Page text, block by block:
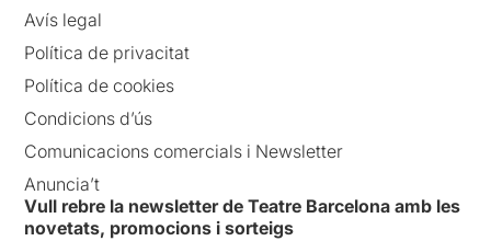
Avís legal
Política de privacitat
Política de cookies
Condicions d’ús
Comunicacions comercials i Newsletter
Anuncia’t
Vull rebre la newsletter de Teatre Barcelona amb les
novetats, promocions i sorteigs